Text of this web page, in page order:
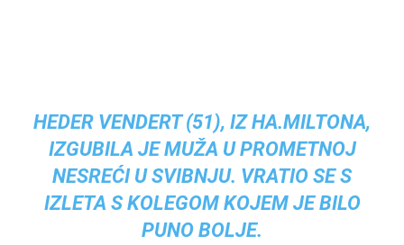
HEDER VENDERT (51), IZ HA.MILTONA,
IZGUBILA JE MUŽA U PROMETNOJ
NESREĆI U SVIBNJU. VRATIO SE S
IZLETA S KOLEGOM KOJEM JE BILO
PUNO BOLJE.